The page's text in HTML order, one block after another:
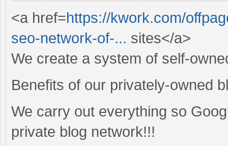
<a href=https://kwork.com/
seo-network-of-... sites</a>
We create a system of self-
Benefits of our privately-owned
We carry out everything so
private blog network!!!